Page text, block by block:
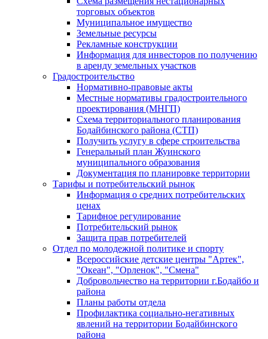
торговых объектов
Муниципальное имущество
Земельные ресурсы
Рекламные конструкции
Информация для инвесторов по получению
в аренду земельных участков
Градостроительство
Нормативно-правовые акты
Местные нормативы градостроительного
проектирования (МНГП)
Схема территориального планирования
Бодайбинского района (СТП)
Получить услугу в сфере строительства
Генеральный план Жуинского
муниципального образования
Документация по планировке территории
Тарифы и потребительский рынок
Информация о средних потребительских
ценах
Тарифное регулирование
Потребительский рынок
Защита прав потребителей
Отдел по молодежной политике и спорту
Всероссийские детские центры "Артек",
"Океан", "Орленок", "Смена"
Добровольчество на территории г.Бодайбо и
района
Планы работы отдела
Профилактика социально-негативных
явлений на территории Бодайбинского
района